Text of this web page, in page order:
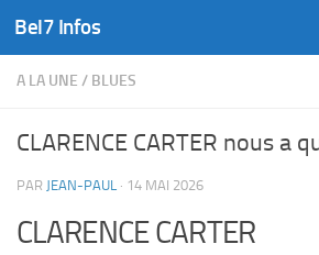
Skip to content
Bel7 Infos
A LA UNE / BLUES
CLARENCE CARTER nous a
PAR JEAN-PAUL · 14 MAI 2026
CLARENCE CARTER